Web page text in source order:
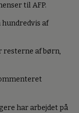
til AFP.
af
af børn,
har arbejdet på